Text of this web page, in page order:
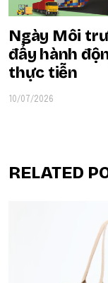
Ngày Môi
đẩy hành
thực tiễn
10/07/2026
RELATED